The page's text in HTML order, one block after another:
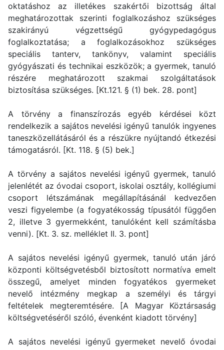
oktatáshoz az illetékes szakértői bizottság által
meghatározottak szerinti foglalkozáshoz szükséges
szakirányú végzettségű gyógypedagógus
foglalkoztatása; a foglalkozásokhoz szükséges
speciális tanterv, tankönyv, valamint speciális
gyógyászati és technikai eszközök; a gyermek, tanuló
részére meghatározott szakmai szolgáltatások
biztosítása szükséges. [Kt.121. § (1) bek. 28. pont]
A törvény a finanszírozás egyéb kérdései közt
rendelkezik a sajátos nevelési igényű tanulók ingyenes
taneszközellátásáról és a részükre nyújtandó étkezési
támogatásról. [Kt. 118. § (5) bek.]
A törvény a sajátos nevelési igényű gyermek, tanuló
jelenlétét az óvodai csoport, iskolai osztály, kollégiumi
csoport létszámának megállapításánál kedvezően
veszi figyelembe (a fogyatékosság típusától függően
2, illetve 3 gyermekként, tanulóként kell számításba
venni). [Kt. 3. sz. melléklet II. 3. pont]
A sajátos nevelési igényű gyermek, tanuló után járó
központi költségvetésből biztosított normatíva emelt
összegű, amelyet minden fogyatékos gyermeket
nevelő intézmény megkap a személyi és tárgyi
feltételek megteremtésére. [A Magyar Köztársaság
költségvetéséről szóló, évenként kiadott törvény]
A sajátos nevelési igényű gyermeket nevelő óvodai